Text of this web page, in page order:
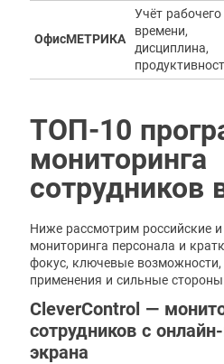
ОфисМЕТРИКА
Учёт рабочего
времени,
дисциплина,
ТОП-10
мониторинга
сотрудников
Ниже рассмотрим российские
мониторинга персонала и
фокус, ключевые
применения и сильные
CleverControl —
сотрудников с
экрана